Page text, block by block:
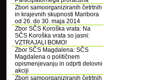
Zbori samoorganiziranih četrtnih
in krajevnih skupnosti Maribora
od 26. do 30. maja 2014
Zbor SČS Koroška vrata: Na
SČS Koroška vrata so jasni:
VZTRAJALI BOMO!
Zbor SČS Magdalena: SČS
Magdalena o političnem
opismenjevanju in odprti delovni
akciji
Zbori samoorganiziranih četrtnih